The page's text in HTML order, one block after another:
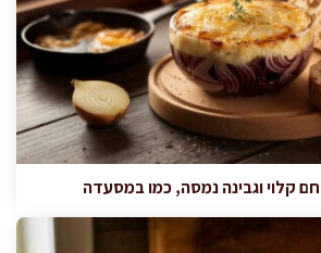
קלוי וגבינה נמסה, כמו במסעדה